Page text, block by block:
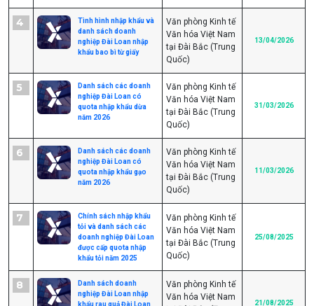
4
Tình hình nhập khẩu và
danh sách doanh
nghiệp Đài Loan nhập
khẩu bao bì từ giấy
Văn phòng Kinh tế
Văn hóa Việt Nam
tại Đài Bắc (Trung
Quốc)
13/04/2026
5
Danh sách các doanh
nghiệp Đài Loan có
quota nhập khẩu dừa
năm 2026
Văn phòng Kinh tế
Văn hóa Việt Nam
tại Đài Bắc (Trung
Quốc)
31/03/2026
6
Danh sách các doanh
nghiệp Đài Loan có
quota nhập khẩu gạo
năm 2026
Văn phòng Kinh tế
Văn hóa Việt Nam
tại Đài Bắc (Trung
Quốc)
11/03/2026
7
Chính sách nhập khẩu
tỏi và danh sách các
doanh nghiệp Đài Loan
được cấp quota nhập
khẩu tỏi năm 2025
Văn phòng Kinh tế
Văn hóa Việt Nam
tại Đài Bắc (Trung
Quốc)
25/08/2025
8
Danh sách doanh
nghiệp Đài Loan nhập
khẩu rau quả Đài Loan
Văn phòng Kinh tế
Văn hóa Việt Nam
21/08/2025